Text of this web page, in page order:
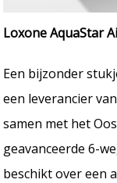
Loxone AquaStar
Een bijzonder
een leverancier
samen met het
geavanceerde 6-
beschikt over een